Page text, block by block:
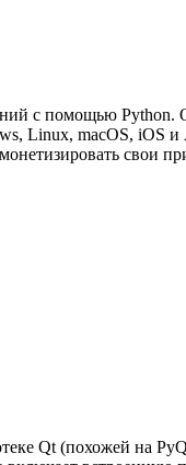
с помощью Python.
Linux, macOS, iOS
свои
Qt (похожей на